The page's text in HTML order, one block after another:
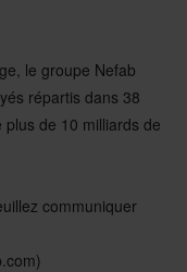
le groupe Nefab
répartis dans 38
plus de 10 milliards de
communiquer